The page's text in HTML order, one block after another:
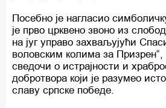
Посебно је нагласио
је прво црквено звоно из
на југ управо захваљујући
воловским колима за Призрен“,
сведочи о истрајности и
добротвора који је разумео
славу српске победе.